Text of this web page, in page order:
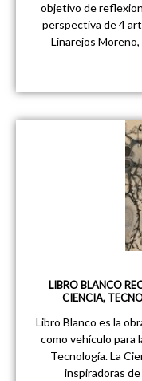
objetivo de
perspectiva de 4
Linarejos
LIBRO BLANCO
CIENCIA,
Libro Blanco es la
como vehículo para
Tecnología. La
inspiradoras